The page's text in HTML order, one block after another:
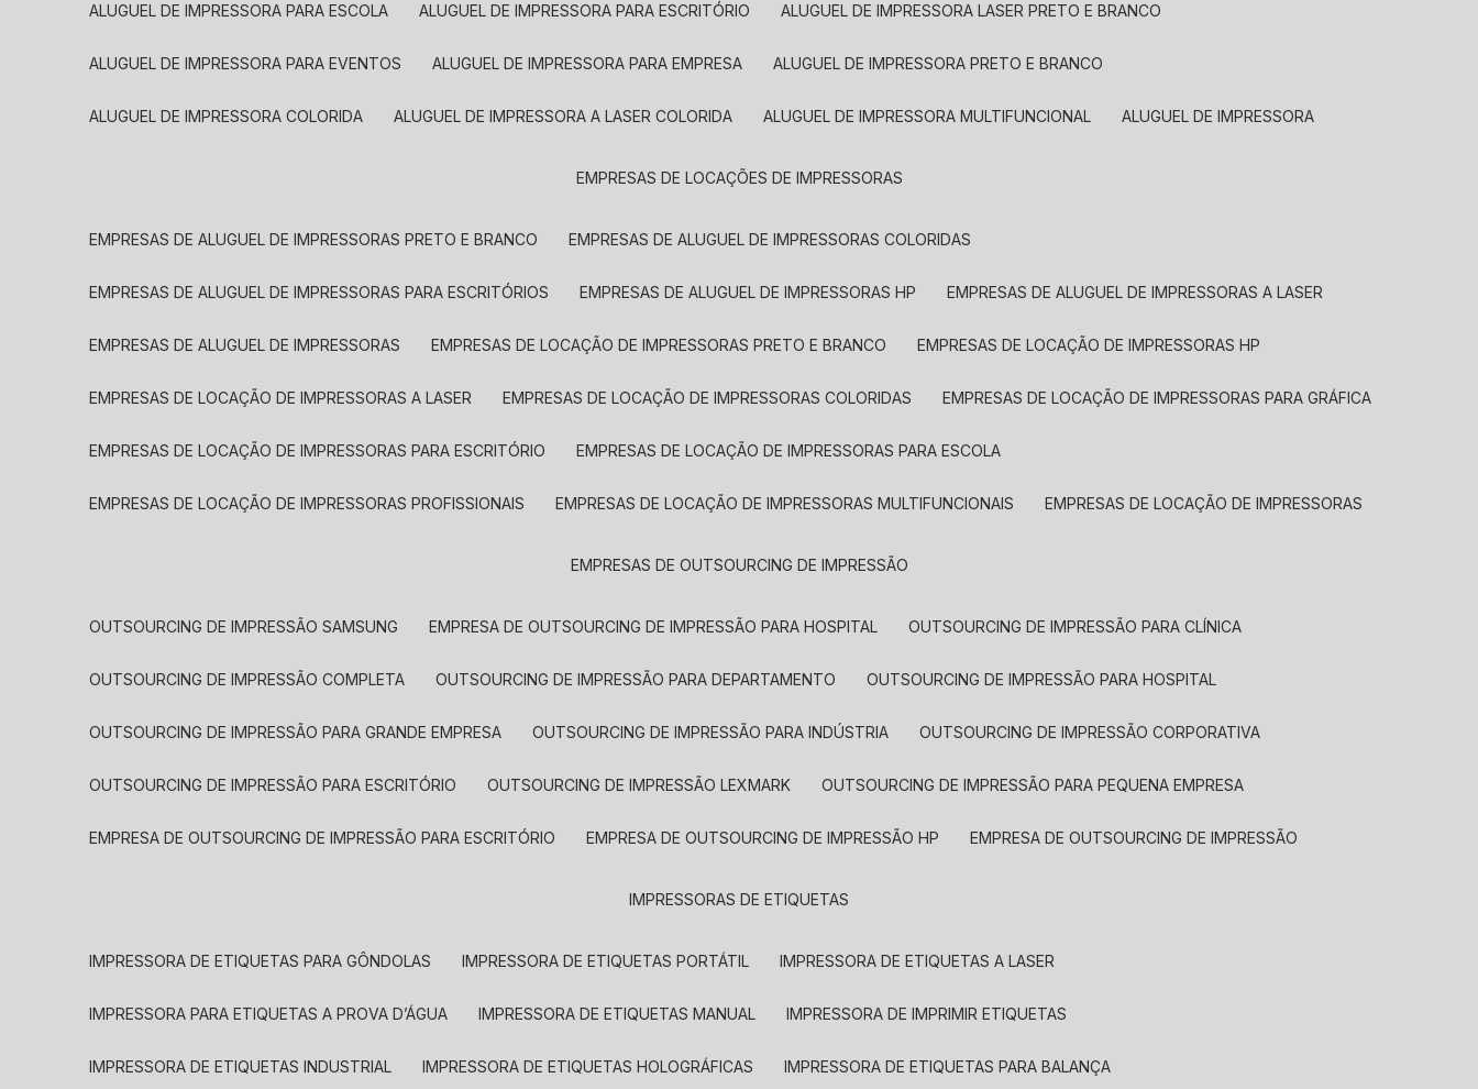
ALUGUEL DE IMPRESSORA PARA ESCOLA ALUGUEL DE IMPRESSORA PARA ESCRITÓRIO ALUGUEL DE IMPRESSORA LASER PRETO E BRANCO
ALUGUEL DE IMPRESSORA PARA EVENTOS ALUGUEL DE IMPRESSORA PARA EMPRESA ALUGUEL DE IMPRESSORA PRETO E BRANCO
ALUGUEL DE IMPRESSORA COLORIDA ALUGUEL DE IMPRESSORA A LASER COLORIDA ALUGUEL DE IMPRESSORA MULTIFUNCIONAL ALUGUEL DE IMPRESSORA
EMPRESAS DE LOCAÇÕES DE IMPRESSORAS
EMPRESAS DE ALUGUEL DE IMPRESSORAS PRETO E BRANCO EMPRESAS DE ALUGUEL DE IMPRESSORAS COLORIDAS
EMPRESAS DE ALUGUEL DE IMPRESSORAS PARA ESCRITÓRIOS EMPRESAS DE ALUGUEL DE IMPRESSORAS HP EMPRESAS DE ALUGUEL DE IMPRESSORAS A LASER
EMPRESAS DE ALUGUEL DE IMPRESSORAS EMPRESAS DE LOCAÇÃO DE IMPRESSORAS PRETO E BRANCO EMPRESAS DE LOCAÇÃO DE IMPRESSORAS HP
EMPRESAS DE LOCAÇÃO DE IMPRESSORAS A LASER EMPRESAS DE LOCAÇÃO DE IMPRESSORAS COLORIDAS EMPRESAS DE LOCAÇÃO DE IMPRESSORAS PARA GRÁFICA
EMPRESAS DE LOCAÇÃO DE IMPRESSORAS PARA ESCRITÓRIO EMPRESAS DE LOCAÇÃO DE IMPRESSORAS PARA ESCOLA
EMPRESAS DE LOCAÇÃO DE IMPRESSORAS PROFISSIONAIS EMPRESAS DE LOCAÇÃO DE IMPRESSORAS MULTIFUNCIONAIS EMPRESAS DE LOCAÇÃO DE IMPRESSORAS
EMPRESAS DE OUTSOURCING DE IMPRESSÃO
OUTSOURCING DE IMPRESSÃO SAMSUNG EMPRESA DE OUTSOURCING DE IMPRESSÃO PARA HOSPITAL OUTSOURCING DE IMPRESSÃO PARA CLÍNICA
OUTSOURCING DE IMPRESSÃO COMPLETA OUTSOURCING DE IMPRESSÃO PARA DEPARTAMENTO OUTSOURCING DE IMPRESSÃO PARA HOSPITAL
OUTSOURCING DE IMPRESSÃO PARA GRANDE EMPRESA OUTSOURCING DE IMPRESSÃO PARA INDÚSTRIA OUTSOURCING DE IMPRESSÃO CORPORATIVA
OUTSOURCING DE IMPRESSÃO PARA ESCRITÓRIO OUTSOURCING DE IMPRESSÃO LEXMARK OUTSOURCING DE IMPRESSÃO PARA PEQUENA EMPRESA
EMPRESA DE OUTSOURCING DE IMPRESSÃO PARA ESCRITÓRIO EMPRESA DE OUTSOURCING DE IMPRESSÃO HP EMPRESA DE OUTSOURCING DE IMPRESSÃO
IMPRESSORAS DE ETIQUETAS
IMPRESSORA DE ETIQUETAS PARA GÔNDOLAS IMPRESSORA DE ETIQUETAS PORTÁTIL IMPRESSORA DE ETIQUETAS A LASER
IMPRESSORA PARA ETIQUETAS A PROVA D’ÁGUA IMPRESSORA DE ETIQUETAS MANUAL IMPRESSORA DE IMPRIMIR ETIQUETAS
IMPRESSORA DE ETIQUETAS INDUSTRIAL IMPRESSORA DE ETIQUETAS HOLOGRÁFICAS IMPRESSORA DE ETIQUETAS PARA BALANÇA